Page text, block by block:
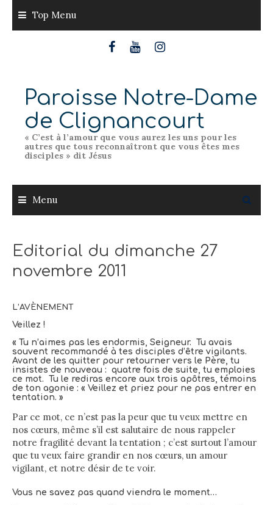
content
Top Menu
Paroisse Notre-Dame
de Clignancourt
« C’est à l’amour que vous aurez les uns pour les
autres que tous reconnaîtront que vous êtes mes
disciples » dit Jésus
Menu
Editorial du dimanche 27
novembre 2011
L’AVÈNEMENT
Veillez !
« Tu n’aimes pas les endormis, Seigneur. Tu avais
souvent recommandé à tes disciples d’être vigilants.
Avant de les quitter pour retourner vers le Père, tu
insistes de nouveau : quatre fois de suite, tu emploies
ce mot. Tu le rediras encore aux trois apôtres, témoins
de ton agonie : « Veillez et priez pour ne pas entrer en
tentation. »
Par ce mot, ce n’est pas la peur que tu veux mettre en
nos cœurs, même s’il est salutaire de nous rappeler
notre fragilité devant la tentation ; c’est surtout l’amour
que tu veux faire grandir en nos cœurs, un amour
vigilant, et notre désir de te voir.
Vous ne savez pas quand viendra le moment…